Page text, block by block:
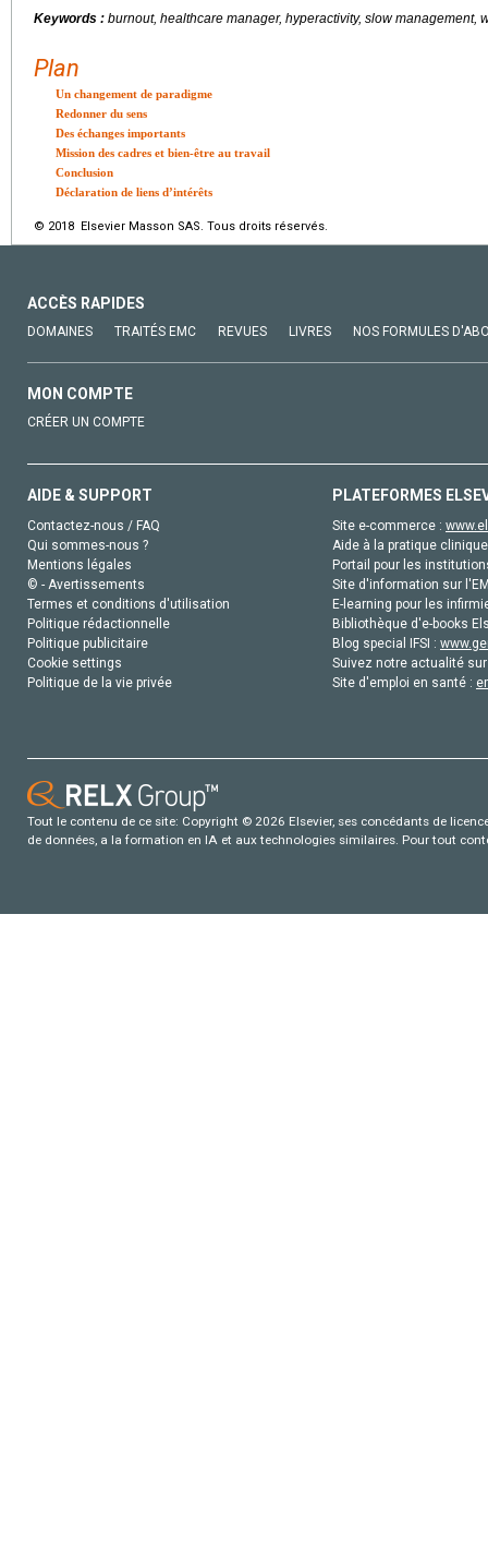
Keywords : burnout, healthcare manager, hyperactivity, slow management,
Plan
Un changement de paradigme
Redonner du sens
Des échanges importants
Mission des cadres et bien-être au travail
Conclusion
Déclaration de liens d’intérêts
© 2018 Elsevier Masson SAS. Tous droits réservés.
ACCÈS RAPIDES
DOMAINES TRAITÉS EMC REVUES LIVRES NOS FORMULES
MON COMPTE
CRÉER UN COMPTE
AIDE & SUPPORT
Contactez-nous / FAQ
Qui sommes-nous ?
Mentions légales
© - Avertissements
Termes et conditions d'utilisation
Politique rédactionnelle
Politique publicitaire
Cookie settings
Politique de la vie privée
PLATEFORMES
Site e-commerce :
Aide à la pratique
Portail pour les
Site d'information sur
E-learning pour les
Bibliothèque d'e-books
Blog special IFSI :
Suivez notre actualité
Site d'emploi en santé :
Tout le contenu de ce site: Copyright © 2026 Elsevier, ses concédants de
de données, a la formation en IA et aux technologies similaires. Pour tout